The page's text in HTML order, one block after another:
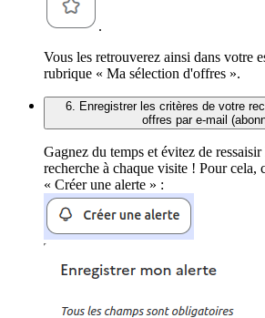
.
Vous les retrouverez ainsi dans votre
rubrique « Ma sélection d'offres ».
6. Enregistrer les critères de votre
offres par e-mail
Gagnez du temps et évitez de
recherche à chaque visite ! Pour cela,
« Créer une alerte » :